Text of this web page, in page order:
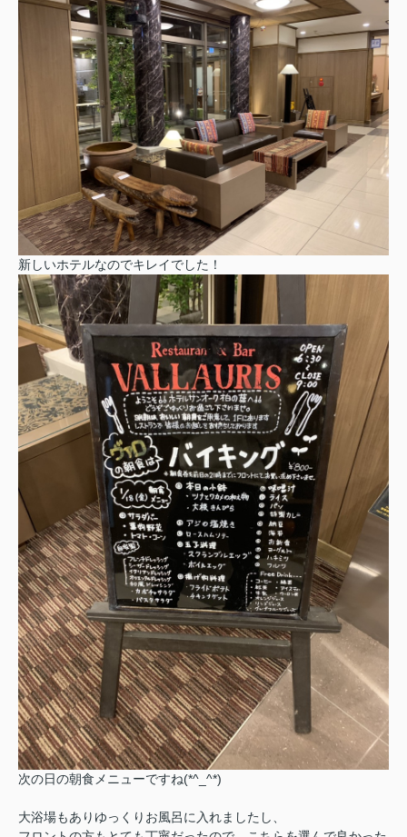
新しいホテルなのでキレイでした！
次の日の朝食メニューですね(*^_^*)
大浴場もありゆっくりお風呂に入れましたし、